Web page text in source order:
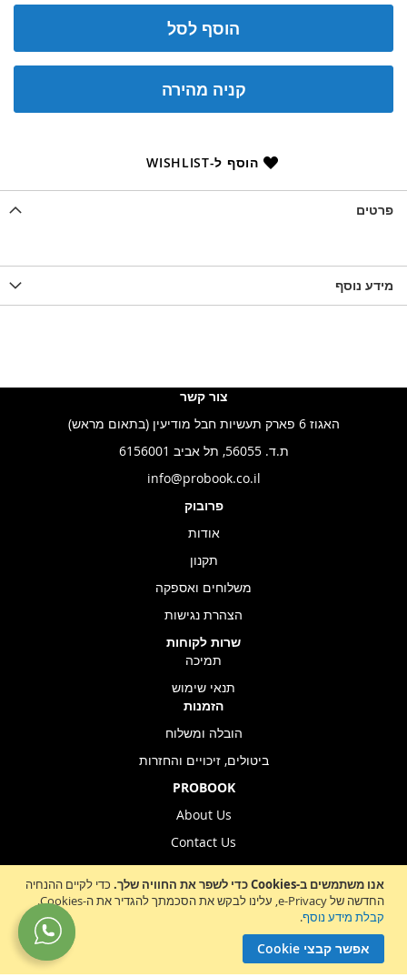
אנו משתמשים ב-Cookies כדי לשפר את החוויה שלך.
כדי לקיים ההנחיה
החדשה של e-Privacy, עלינו לבקש את הסכמתך להגדיר את ה-Cookies.
קבלת מידע נוסף.
אפשר קבצי Cookie
הוסף לסל
קניה מהירה
הוסף ל-WISHLIST
פרטים
מידע נוסף
Sign
for
הרשמה לניוזלטר
צור קשר
האגוז 6 פארק תעשיות חבל מודיעין (בתאום מראש)
ת.ד. 56055, תל אביב 6156001
info@probook.co.il
פרובוק
אודות
תקנון
משלוחים ואספקה
הצהרת נגישות
שרות לקוחות
תמיכה
תנאי שימוש
הזמנות
הובלה ומשלוח
ביטולים, זיכויים והחזרות
PROBOOK
About Us
Contact Us
Store Location